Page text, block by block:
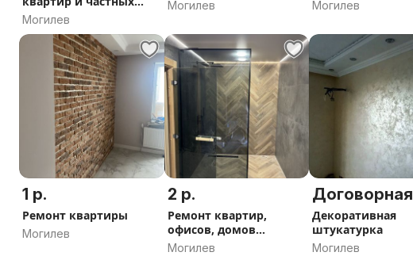
домов
Могилев
Могилев Могилев
1 р.
Ремонт квартиры
Могилев
2 р.
Ремонт квартир,
офисов, домов
частных, коттеджей.
Могилев
Договорная
Декоративная
штукатурка
Могилев